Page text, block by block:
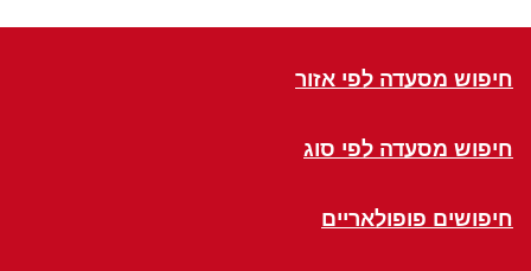
חיפוש מסעדה לפי אזור
חיפוש מסעדה לפי סוג
חיפושים פופולאריים